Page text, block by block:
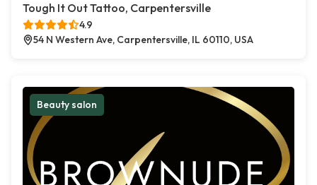
Tough It Out Tattoo, Carpentersville
4.9
54 N Western Ave, Carpentersville, IL 60110, USA
Beauty salon